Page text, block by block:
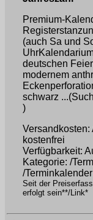
Premium-
(auch Sa und
deutschen
modernem
schwarz
)
Versandkosten:
kostenfrei
Verfügbarkeit:
Kategorie: /
/Terminkalender
Seit der
erfolgt sein**/Link*